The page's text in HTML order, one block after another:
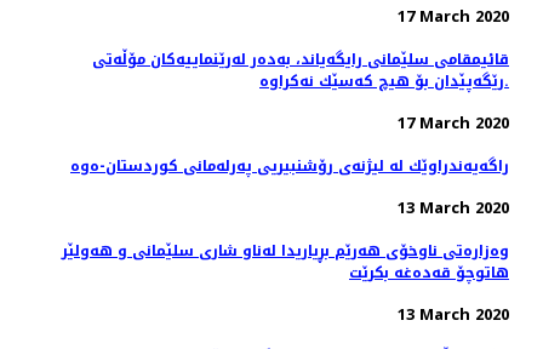
17 March 2020
قائیمقامی سلێمانی رایگه‌یاند، به‌ده‌ر له‌رێنماییه‌كان مۆڵه‌تی
رێگه‌پێدان بۆ هیچ كه‌سێك نه‌كراوه‌.
17 March 2020
راگه‌یه‌ندراوێك لە لیژنەی رۆشنبیریی پەرلەمانی كوردستان-ەوە
13 March 2020
وەزارەتی ناوخۆی هەرێم بڕیاریدا لەناو شاری سلێمانی و هەولێر
هاتوچۆ قەدەغە بکرێت
13 March 2020